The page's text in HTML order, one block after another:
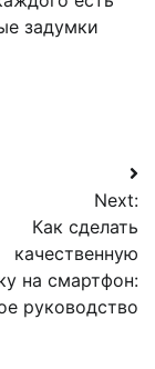
задумки
Next:
Как сделать
качественную
на смартфон:
руководство